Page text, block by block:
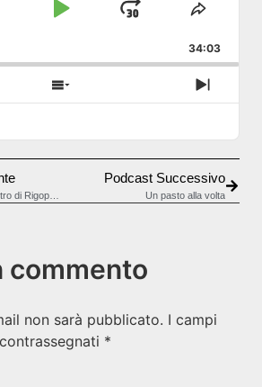
Rate
Backward
Play Pause
JumpShare
34:03
Show Episodes ListNext
Information
Podcast Successivo
Un pasto alla volta
commento
non sarà pubblicato. I campi
*